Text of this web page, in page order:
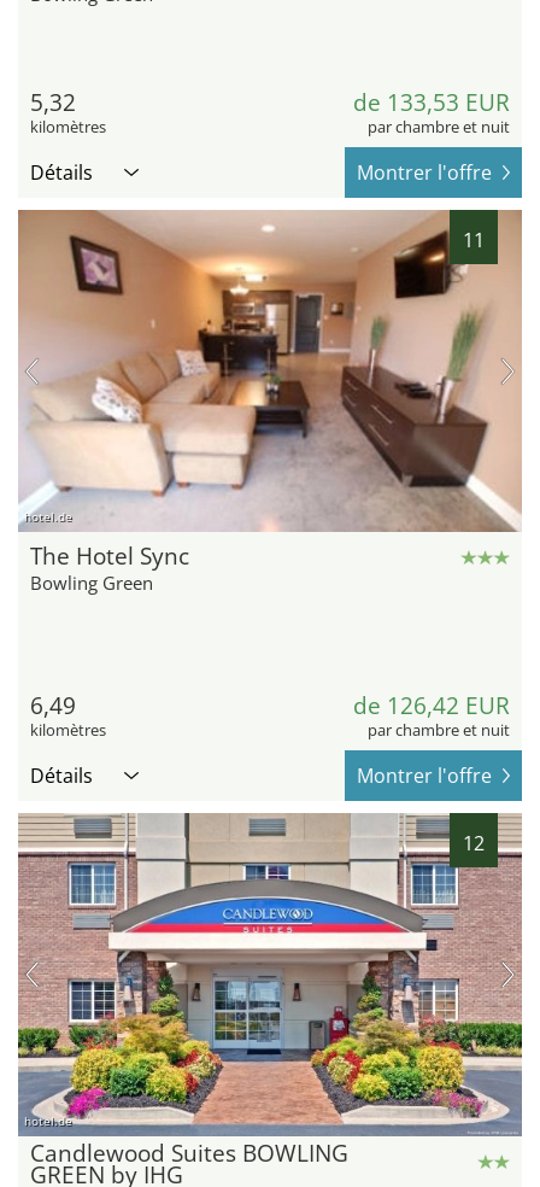
5,32
kilomètres
de 133,53 EUR
par chambre et nuit
Détails Montrer l'offre
11
hotel.de
The Hotel Sync
Bowling Green
6,49
kilomètres
de 126,42 EUR
par chambre et nuit
Détails Montrer l'offre
12
hotel.de
Candlewood Suites BOWLING
GREEN by IHG